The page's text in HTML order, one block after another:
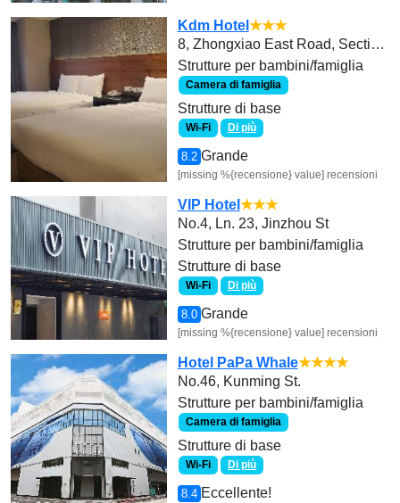
Kdm Hotel ★★★
8, Zhongxiao East Road, Section 3, Daan District 10652, Taipei, Taiwan
Strutture per bambini/famiglia
Camera di famiglia
Strutture di base
Wi-Fi Di più
8.2 Grande
[missing %{recensione} value] recensioni
VIP Hotel ★★★
No.4, Ln. 23, Jinzhou St
Strutture per bambini/famiglia
Strutture di base
Wi-Fi Di più
8.0 Grande
[missing %{recensione} value] recensioni
Hotel PaPa Whale★★★★
No.46, Kunming St.
Strutture per bambini/famiglia
Camera di famiglia
Strutture di base
Wi-Fi Di più
8.4 Eccellente!